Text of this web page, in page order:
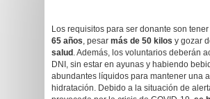
Los requisitos para ser donante son tener
65 años, pesar más de 50 kilos y gozar
salud . Además, los voluntarios deberán
DNI, sin estar en ayunas y habiendo
abundantes líquidos para mantener una
hidratación. Debido a la situación de